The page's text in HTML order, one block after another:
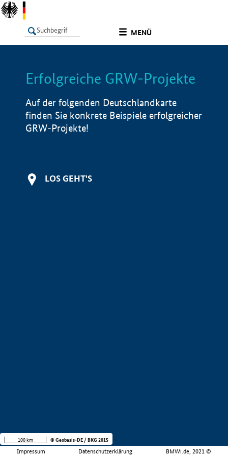
MENÜ
LISTE Info
Erfolgreiche GRW-Projekte
Auf der folgenden Deutschlandkarte
finden Sie konkrete Beispiele erfolgreicher
GRW-Projekte!
LOS GEHT'S
Impressum Datenschutzerklärung BMWi.de, 2021 ©
100 km © Geobasis-DE / BKG 2015